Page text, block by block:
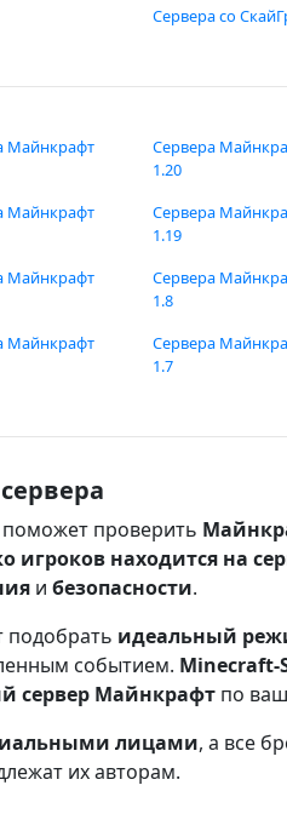
Сервера со
Майнкрафт
Майнкрафт
Сервера
1.20
Сервера
1.19
Майнкрафт
Майнкрафт
Сервера
1.8
Сервера
1.7
поможет проверить
игроков находится на
и безопасности.
подобрать идеальный
событием. Minecraft-
сервер Майнкрафт по
лицами, а все
их авторам.